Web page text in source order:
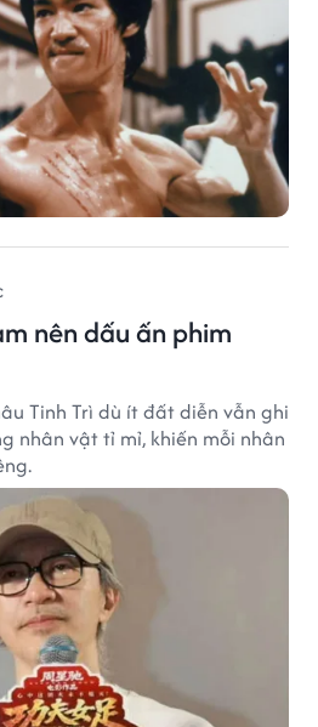
nên dấu ấn phim
Tinh Trì dù ít đất diễn vẫn ghi
nhân vật tỉ mỉ, khiến mỗi nhân